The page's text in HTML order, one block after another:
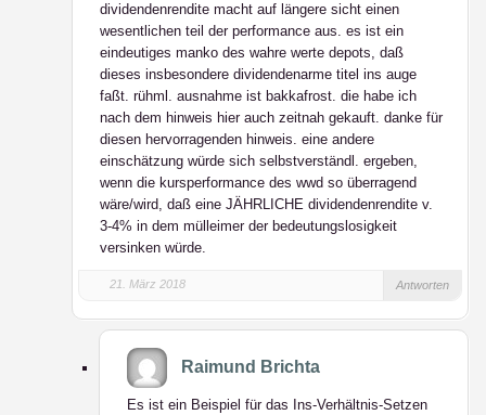
dividendenrendite macht auf längere sicht einen
wesentlichen teil der performance aus. es ist ein
eindeutiges manko des wahre werte depots, daß
dieses insbesondere dividendenarme titel ins auge
faßt. rühml. ausnahme ist bakkafrost. die habe ich
nach dem hinweis hier auch zeitnah gekauft. danke für
diesen hervorragenden hinweis. eine andere
einschätzung würde sich selbstverständl. ergeben,
wenn die kursperformance des wwd so überragend
wäre/wird, daß eine JÄHRLICHE dividendenrendite v.
3-4% in dem mülleimer der bedeutungslosigkeit
versinken würde.
21. März 2018 Antworten
Raimund Brichta
Es ist ein Beispiel für das Ins-Verhältnis-Setzen